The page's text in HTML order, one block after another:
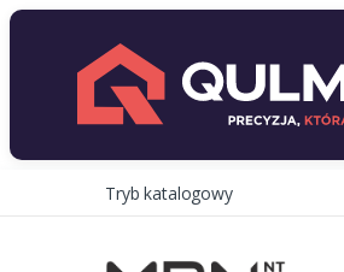
Tryb katalogowy